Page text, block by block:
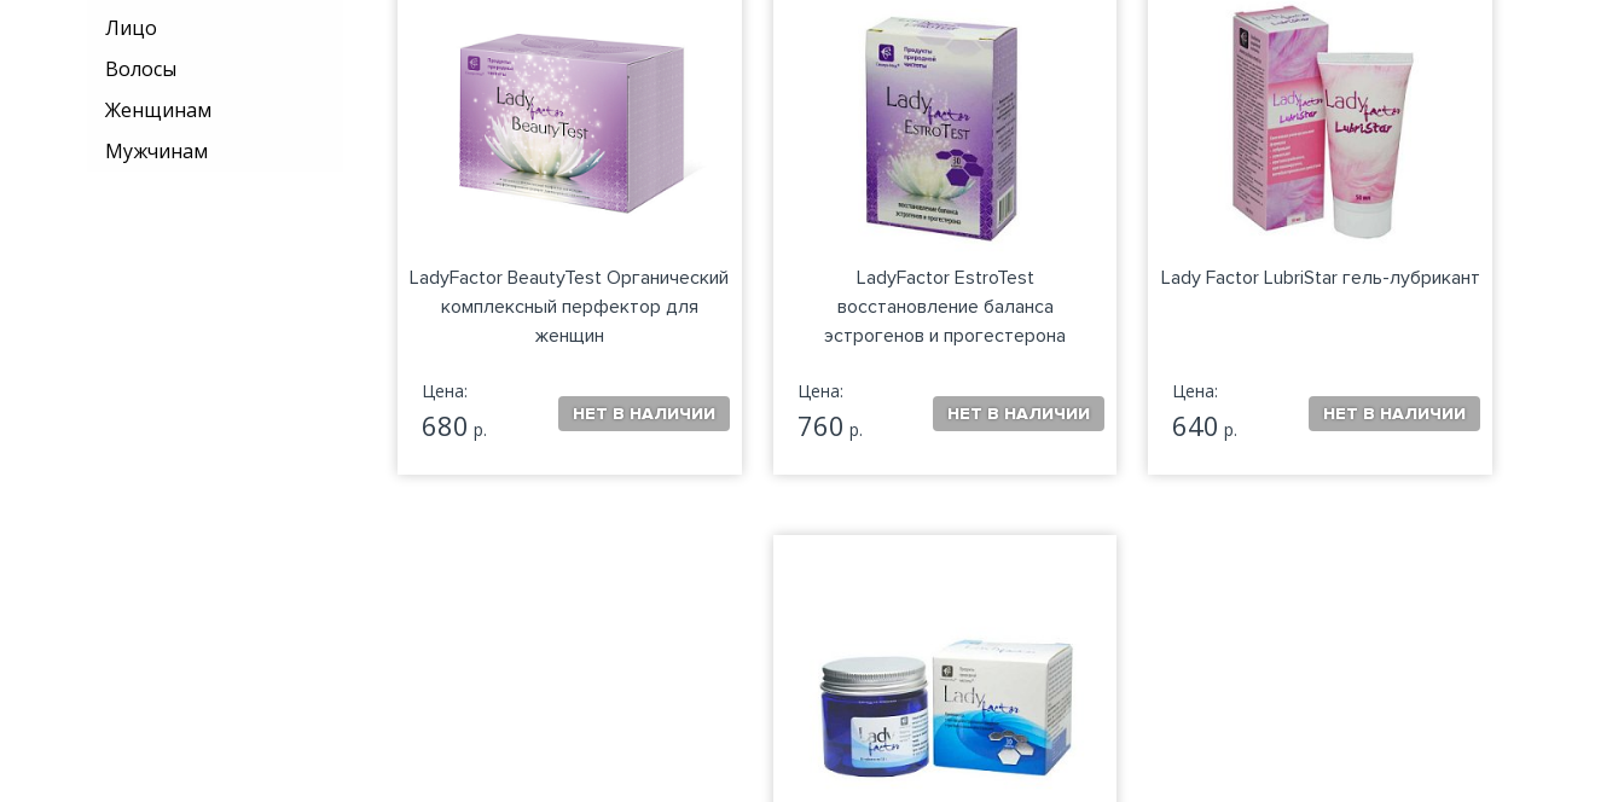
Лицо
Волосы
Женщинам
Мужчинам
LadyFactor BeautyTest Органический
комплексный перфектор для
женщин
Цена:
680 р.
LadyFactor EstroTest
восстановление баланса
эстрогенов и прогестерона
Цена:
760 р.
Lady Factor LubriStar гель-лубрикант
Цена:
640 р.